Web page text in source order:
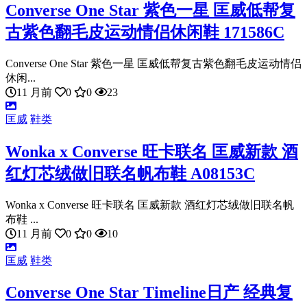
Converse One Star 紫色一星 匡威低帮复
古紫色翻毛皮运动情侣休闲鞋 171586C
Converse One Star 紫色一星 匡威低帮复古紫色翻毛皮运动情侣
休闲...
11 月前
0 0 23
匡威 鞋类
Wonka x Converse 旺卡联名 匡威新款 酒
红灯芯绒做旧联名帆布鞋 A08153C
Wonka x Converse 旺卡联名 匡威新款 酒红灯芯绒做旧联名帆
布鞋 ...
11 月前
0 0 10
匡威 鞋类
Converse One Star Timeline日产 经典复